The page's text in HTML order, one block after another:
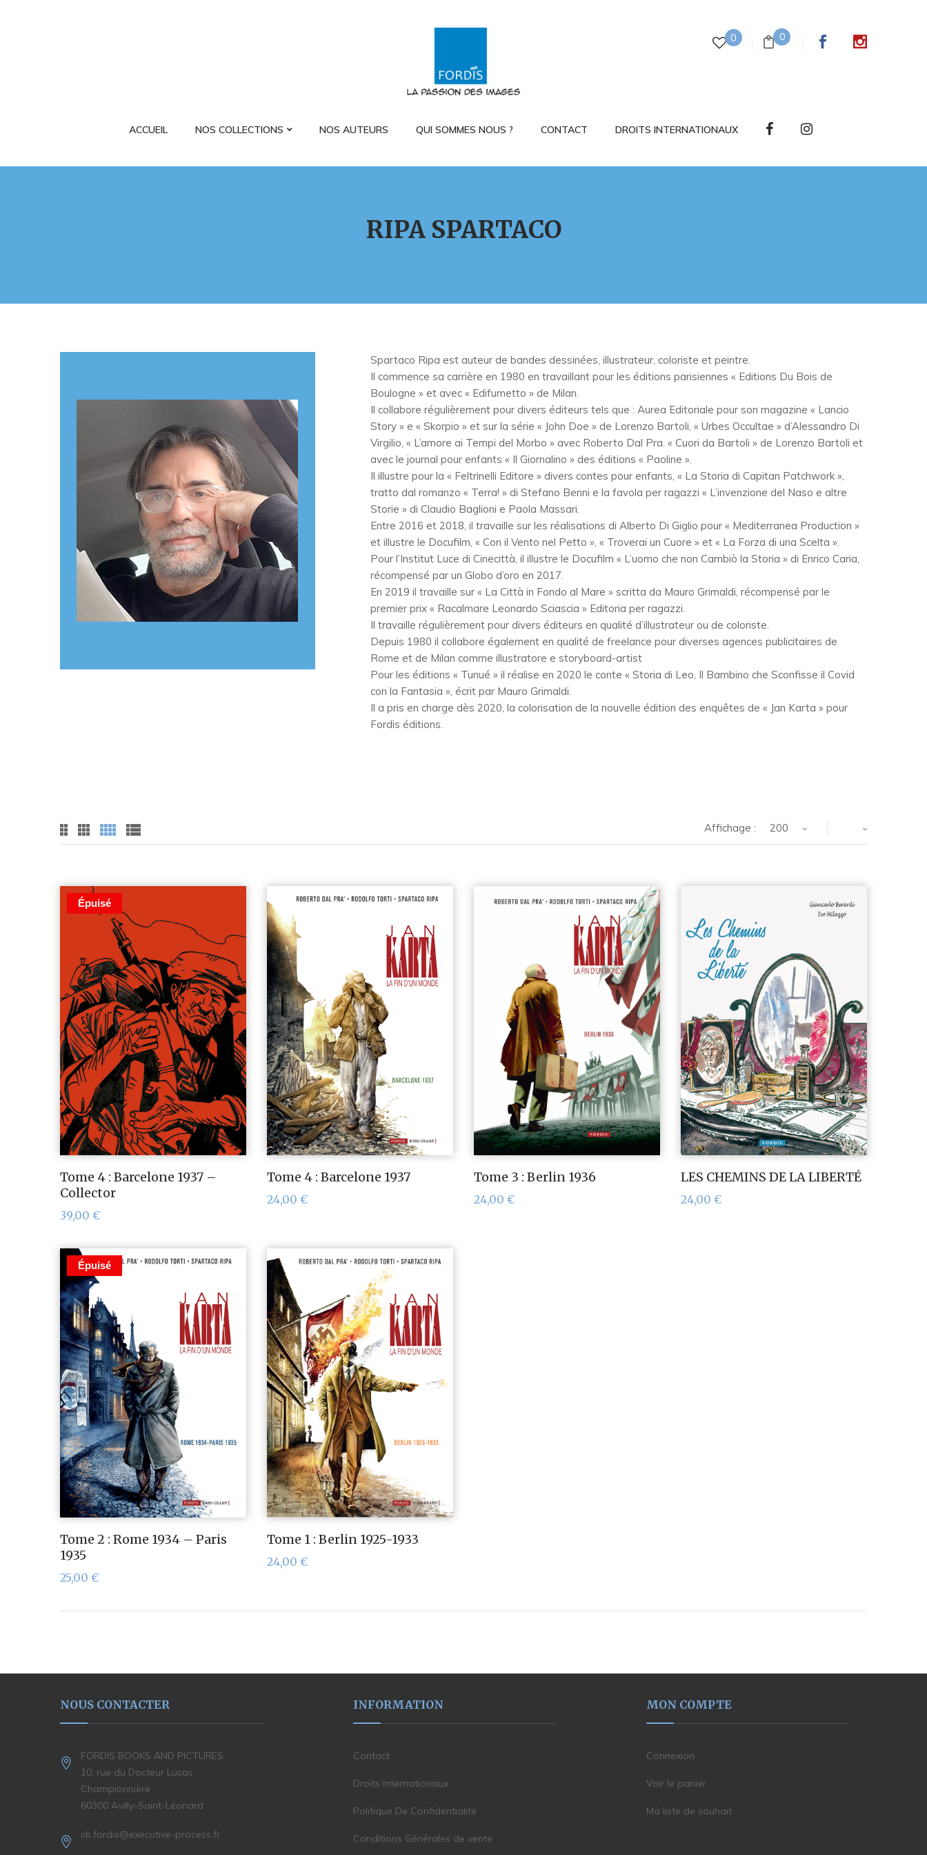
0 0
ACCUEIL NOS COLLECTIONS NOS AUTEURS QUI SOMMES NOUS ? CONTACT DROITS INTERNATIONAUX
RIPA SPARTACO
Spartaco Ripa est auteur de bandes dessinées, illustrateur, coloriste et peintre.
Il commence sa carrière en 1980 en travaillant pour les éditions parisiennes « Editions Du Bois de
Boulogne » et avec « Edifumetto » de Milan.
Il collabore régulièrement pour divers éditeurs tels que : Aurea Editoriale pour son magazine « Lancio
Story » e « Skorpio » et sur la série « John Doe » de Lorenzo Bartoli, « Urbes Occultae » d’Alessandro Di
Virgilio, « L’amore ai Tempi del Morbo » avec Roberto Dal Pra. « Cuori da Bartoli » de Lorenzo Bartoli et
avec le journal pour enfants « Il Giornalino » des éditions « Paoline ».
Il illustre pour la « Feltrinelli Editore » divers contes pour enfants, « La Storia di Capitan Patchwork »,
tratto dal romanzo « Terra! » di Stefano Benni e la favola per ragazzi « L’invenzione del Naso e altre
Storie » di Claudio Baglioni e Paola Massari.
Entre 2016 et 2018, il travaille sur les réalisations di Alberto Di Giglio pour « Mediterranea Production »
et illustre le Docufilm, « Con il Vento nel Petto », « Troverai un Cuore » et « La Forza di una Scelta ».
Pour l’Institut Luce di Cinecittà, il illustre le Docufilm « L’uomo che non Cambiò la Storia » di Enrico Caria,
récompensé par un Globo d’oro en 2017.
En 2019 il travaille sur « La Città in Fondo al Mare » scritta da Mauro Grimaldi, récompensé par le
premier prix « Racalmare Leonardo Sciascia » Editoria per ragazzi.
Il travaille régulièrement pour divers éditeurs en qualité d’illustrateur ou de coloriste.
Depuis 1980 il collabore également en qualité de freelance pour diverses agences publicitaires de
Rome et de Milan comme illustratore e storyboard-artist
Pour les éditions « Tunué » il réalise en 2020 le conte « Storia di Leo, Il Bambino che Sconfisse il Covid
con la Fantasia », écrit par Mauro Grimaldi.
Il a pris en charge dès 2020, la colorisation de la nouvelle édition des enquêtes de « Jan Karta » pour
Fordis éditions.
Affichage : 200
Épuisé
Tome 4 : Barcelone 1937 –
Collector
39,00 €
Tome 4 : Barcelone 1937
24,00 €
Tome 3 : Berlin 1936
24,00 €
LES CHEMINS DE LA LIBERTÉ
24,00 €
Épuisé
Tome 2 : Rome 1934 – Paris
1935
25,00 €
Tome 1 : Berlin 1925-1933
24,00 €
NOUS CONTACTER
FORDIS BOOKS AND PICTURES
10, rue du Docteur Lucas
Championnière
60300 Avilly-Saint-Léonard
sb.fordis@executive-process.fr
INFORMATION
Contact
Droits internationaux
Politique De Confidentialité
Conditions Générales de vente
MON COMPTE
Connexion
Voir le panier
Ma liste de souhait